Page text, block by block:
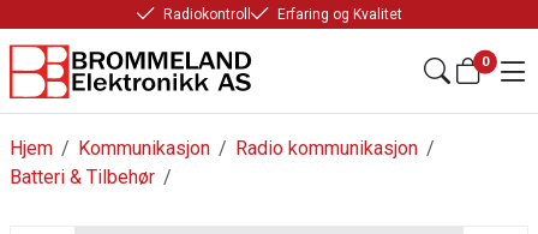
Radiokontroll Erfaring og Kvalitet
0
/
Hjem /
Kommunikasjon /
Radio kommunikasjon
/
Batteri & Tilbehør